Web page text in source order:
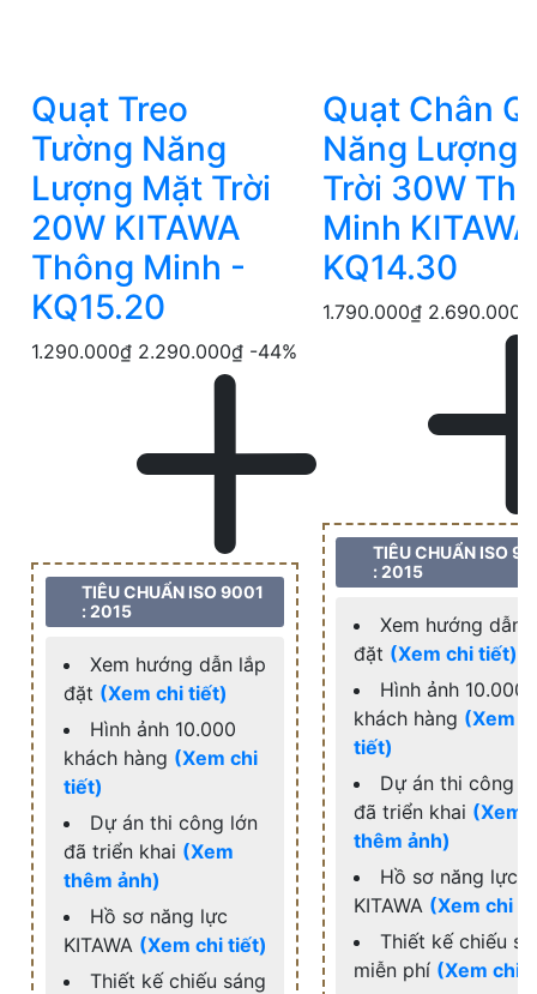
Quạt Treo
Tường Năng
Lượng Mặt Trời
20W KITAWA
Thông Minh -
KQ15.20
1.290.000₫ 2.290.000₫ -44%
TIÊU CHUẨN ISO 9001
: 2015
Xem hướng dẫn lắp
đặt (Xem chi tiết)
Hình ảnh 10.000
khách hàng (Xem chi
tiết)
Dự án thi công lớn
đã triển khai (Xem
thêm ảnh)
Hồ sơ năng lực
KITAWA (Xem chi tiết)
Thiết kế chiếu sáng
Quạt Chân
Năng Lượng
Trời 30W
Minh
KQ14.30
1.790.000₫ 2.690.000₫
TIÊU CHUẨN ISO
: 2015
Xem hướng dẫn
đặt (Xem chi tiết)
Hình ảnh 10.000
khách hàng (Xem
tiết)
Dự án thi công
đã triển khai (Xem
thêm ảnh)
Hồ sơ năng lực
KITAWA (Xem chi
Thiết kế chiếu
miễn phí (Xem chi